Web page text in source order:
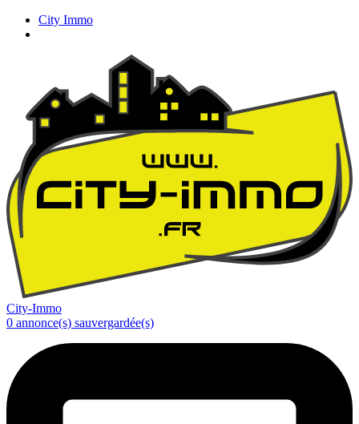
City Immo
City-Immo
0 annonce(s) sauvergardée(s)